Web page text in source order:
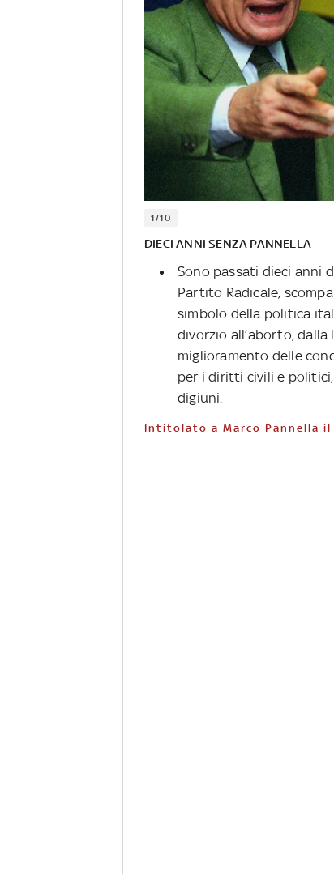
1/10
DIECI ANNI SENZA PANNELLA
Sono passati dieci anni
Partito Radicale,
simbolo della politica
divorzio all’aborto, dalla
miglioramento delle
per i diritti civili e
digiuni.
Intitolato a Marco Pannella